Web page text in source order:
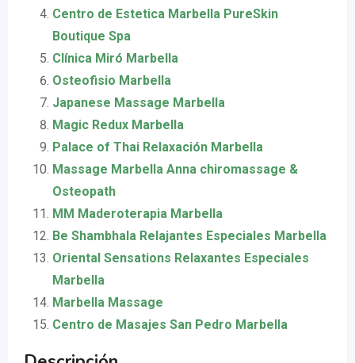
Centro de Estetica Marbella PureSkin
Boutique Spa
Clínica Miró Marbella
Osteofisio Marbella
Japanese Massage Marbella
Magic Redux Marbella
Palace of Thai Relaxación Marbella
Massage Marbella Anna chiromassage &
Osteopath
MM Maderoterapia Marbella
Be Shambhala Relajantes Especiales Marbella
Oriental Sensations Relaxantes Especiales
Marbella
Marbella Massage
Centro de Masajes San Pedro Marbella